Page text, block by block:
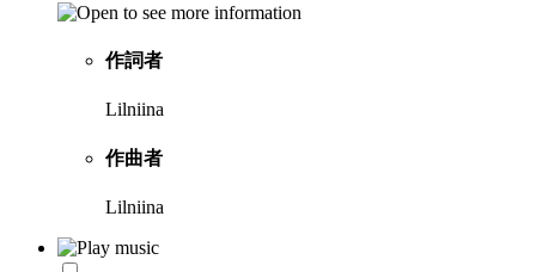
作詞者
Lilniina
作曲者
Lilniina